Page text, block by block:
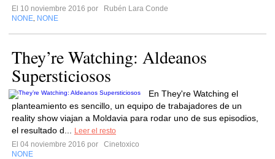
El 10 noviembre 2016 por
Rubén Lara Conde
NONE NONE
They’re Watching: Aldeanos
Supersticiosos
En They're Watching el
planteamiento es sencillo, un equipo de trabajadores de un
reality show viajan a Moldavia para rodar uno de sus episodios,
el resultado d...
Leer el resto
El 04 noviembre 2016 por
Cinetoxico
NONE